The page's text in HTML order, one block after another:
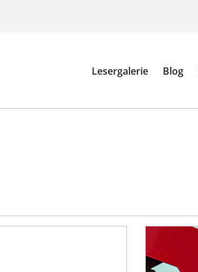
Lesergalerie Blog